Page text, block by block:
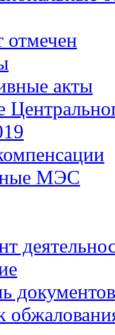
отмечен
акты
МЭС
документов